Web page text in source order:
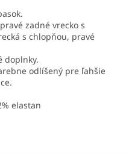
zadné vrecko s
s chlopňou, pravé
doplnky.
odlíšený pre ľahšie
elastan